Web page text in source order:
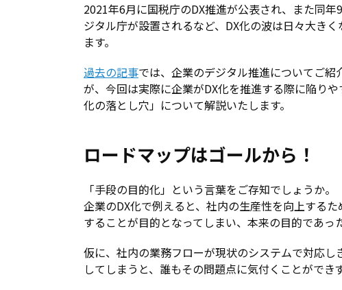
2021年6月に国税庁のDX推進が公表され、また同年
ジタル庁が設置されるなど、DX化の波は日々大きく
ます。
過去の記事では、企業のデジタル推進についてご紹
が、今回は実際に企業がDX化を推進する際に陥りや
化の落とし穴」について解説いたします。
ロードマップはゴールから！
「手段の目的化」という言葉をご存知でしょうか。
企業のDX化で例えると、社内の生産性を向上する
することが目的となってしまい、本来の目的であっ
仮に、社内の業務フローが現状のシステムで対応
してしまうと、誰もその問題点に気付くことができ